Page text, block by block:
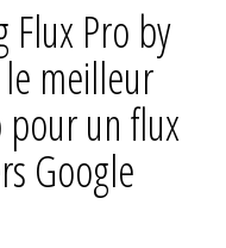
Flux Pro by
le meilleur
pour un flux
Google